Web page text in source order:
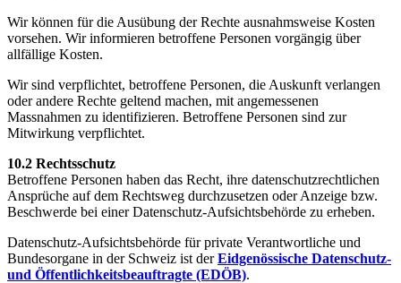
Wir können für die Ausübung der Rechte ausnahmsweise Kosten
vorsehen. Wir informieren betroffene Personen vorgängig über
allfällige Kosten.
Wir sind verpflichtet, betroffene Personen, die Auskunft verlangen
oder andere Rechte geltend machen, mit angemessenen
Massnahmen zu identifizieren. Betroffene Personen sind zur
Mitwirkung verpflichtet.
10.2 Rechtsschutz
Betroffene Personen haben das Recht, ihre datenschutzrechtlichen
Ansprüche auf dem Rechtsweg durchzusetzen oder Anzeige bzw.
Beschwerde bei einer Datenschutz-Aufsichtsbehörde zu erheben.
Datenschutz-Aufsichtsbehörde für private Verantwortliche und
Bundesorgane in der Schweiz ist derEidgenössische Datenschutz-
und Öffentlichkeitsbeauftragte (EDÖB).